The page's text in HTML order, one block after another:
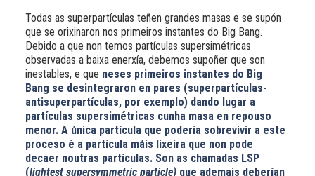
Todas as superpartículas teñen grandes masas e se supón
que se orixinaron nos primeiros instantes do Big Bang.
Debido a que non temos partículas supersimétricas
observadas a baixa enerxía, debemos supoñer que son
inestables, e que neses primeiros instantes do Big
Bang se desintegraron en pares (superpartículas-
antisuperpartículas, por exemplo) dando lugar a
partículas supersimétricas cunha masa en repouso
menor. A única partícula que podería sobrevivir a este
proceso é a partícula máis lixeira que non pode
decaer noutras partículas. Son as chamadas LSP
(lightest supersymmetric particle) que ademais deberían